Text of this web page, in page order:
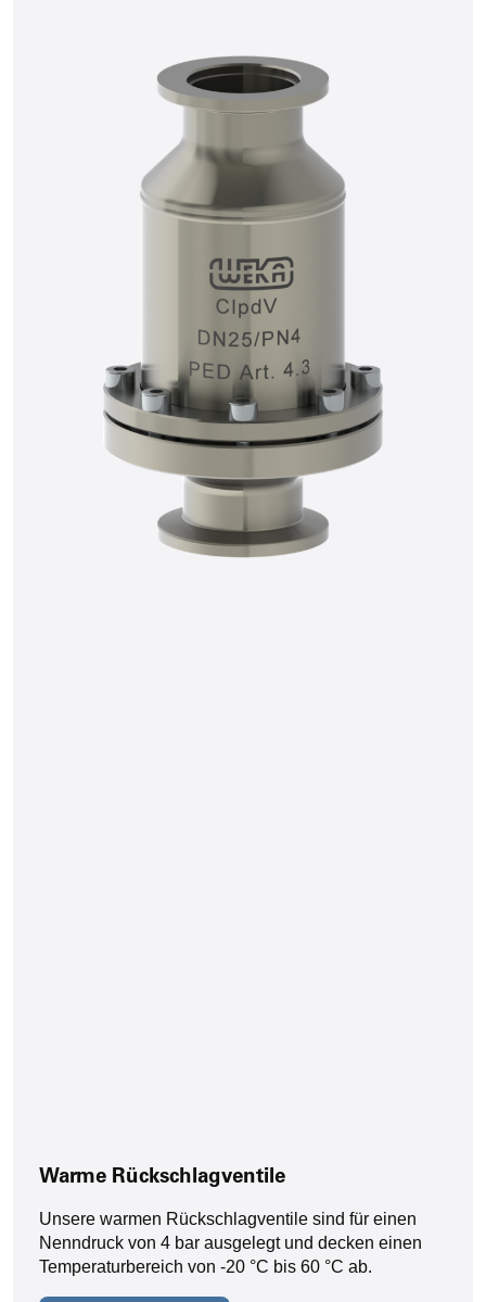
Warme Rückschlagventile
Unsere warmen Rückschlagventile sind für einen
Nenndruck von 4 bar ausgelegt und decken einen
Temperaturbereich von -20 °C bis 60 °C ab.